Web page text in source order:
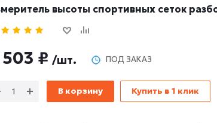
высоты спортивных сеток
₽ /шт. ПОД ЗАКАЗ
В корзину Купить в 1 клик